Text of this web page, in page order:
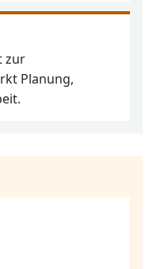
zur
Planung,